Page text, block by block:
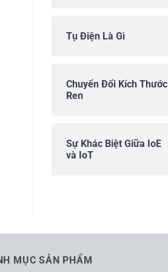
Tụ Điện Là Gì
Chuyển Đổi Kích Thước
Ren
Sự Khác Biệt Giữa IoE
và IoT
MỤC SẢN PHẨM